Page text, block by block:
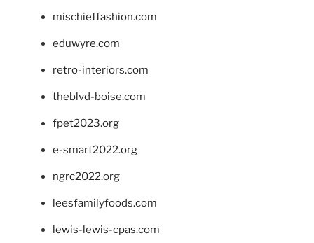
mischieffashion.com
eduwyre.com
retro-interiors.com
theblvd-boise.com
fpet2023.org
e-smart2022.org
ngrc2022.org
leesfamilyfoods.com
lewis-lewis-cpas.com